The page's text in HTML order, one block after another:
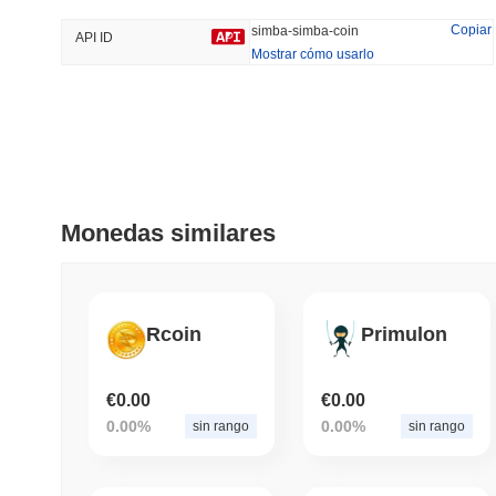
-2.23%
API ID simba-simba-coin
Copiar
Mostrar cómo usarlo
Monedas similares
Rcoin
€0.00
0.00% sin rango
Primulon
€0.00
0.00% sin rango